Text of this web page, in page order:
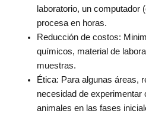
laboratorio, un computador
procesa en horas.
Reducción de costos:
químicos, material de
muestras.
Ética: Para algunas áreas,
necesidad de experimentar
animales en las fases